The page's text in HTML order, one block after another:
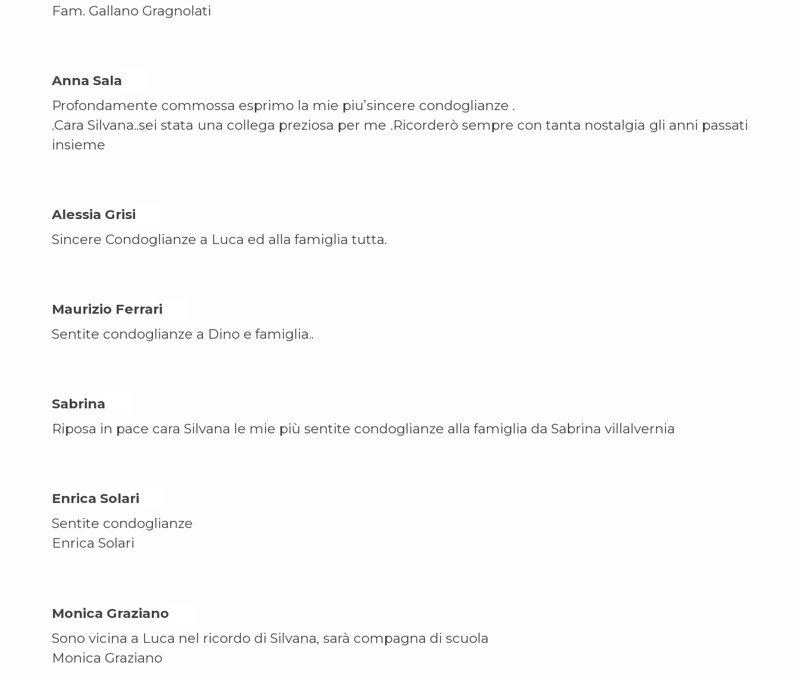
Fam. Gallano Gragnolati
Anna Sala On
Profondamente commossa esprimo la mie piu’sincere condoglianze .
.Cara Silvana..sei stata una collega preziosa per me .Ricorderò sempre con tanta nostalgia gli anni passati
insieme
Alessia Grisi On
Sincere Condoglianze a Luca ed alla famiglia tutta.
Maurizio Ferrari On
Sentite condoglianze a Dino e famiglia..
Sabrina On
Riposa in pace cara Silvana le mie più sentite condoglianze alla famiglia da Sabrina villalvernia
Enrica Solari On
Sentite condoglianze
Enrica Solari
Monica Graziano On
Sono vicina a Luca nel ricordo di Silvana, sarà compagna di scuola
Monica Graziano